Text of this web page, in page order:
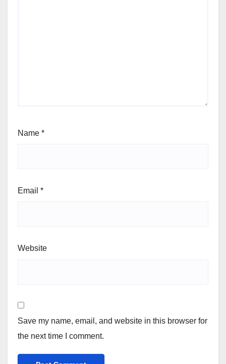
Name *
Email *
Website
Save my name, email, and website in this browser for
the next time I comment.